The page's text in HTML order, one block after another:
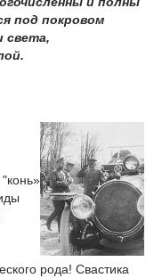
под покровом
рода! Свастика